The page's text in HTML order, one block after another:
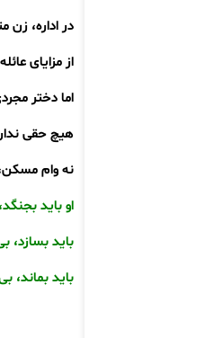
در اداره،
از مزایای
اما دختر
هیچ حقی
نه وام
او باید
باید بسازد،
باید بماند،